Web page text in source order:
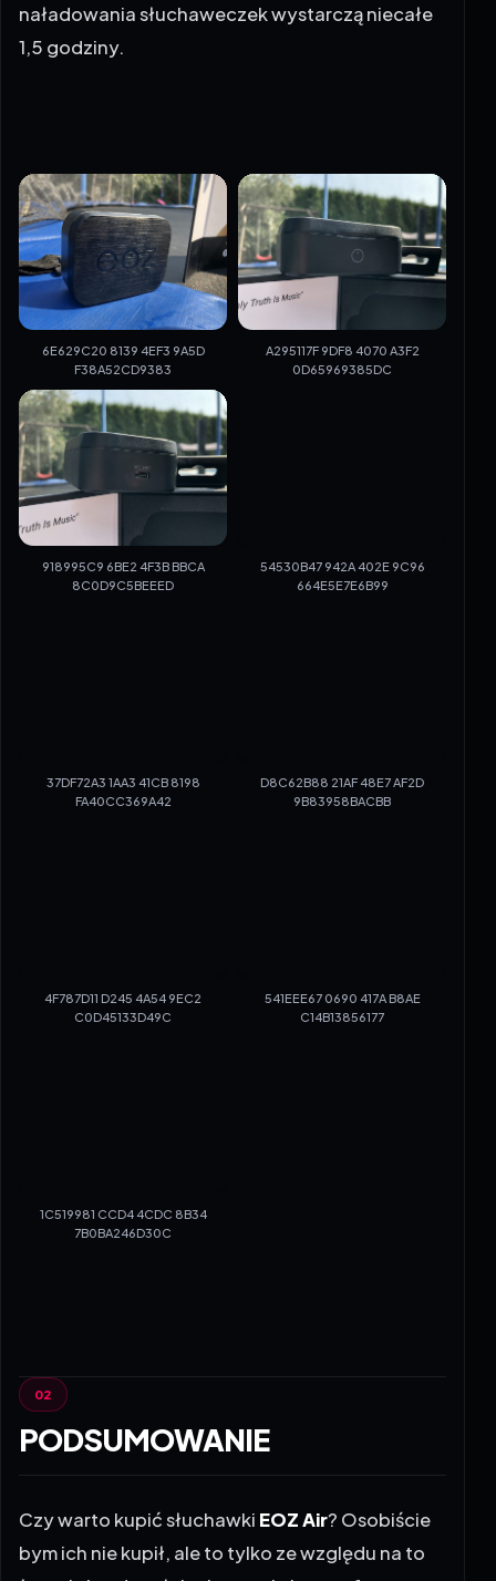
naładowania słuchaweczek wystarczą niecałe
1,5 godziny.
6E629C20 8139 4EF3 9A5D
F38A52CD9383
A295117F 9DF8 4070 A3F2
0D65969385DC
918995C9 6BE2 4F3B BBCA
8C0D9C5BEEED
54530B47 942A 402E 9C96
664E5E7E6B99
37DF72A3 1AA3 41CB 8198
FA40CC369A42
D8C62B88 21AF 48E7 AF2D
9B83958BACBB
4F787D11 D245 4A54 9EC2
C0D45133D49C
541EEE67 0690 417A B8AE
C14B13856177
1C519981 CCD4 4CDC 8B34
7B0BA246D30C
PODSUMOWANIE
Czy warto kupić słuchawki EOZ Air? Osobiście
bym ich nie kupił, ale to tylko ze względu na to